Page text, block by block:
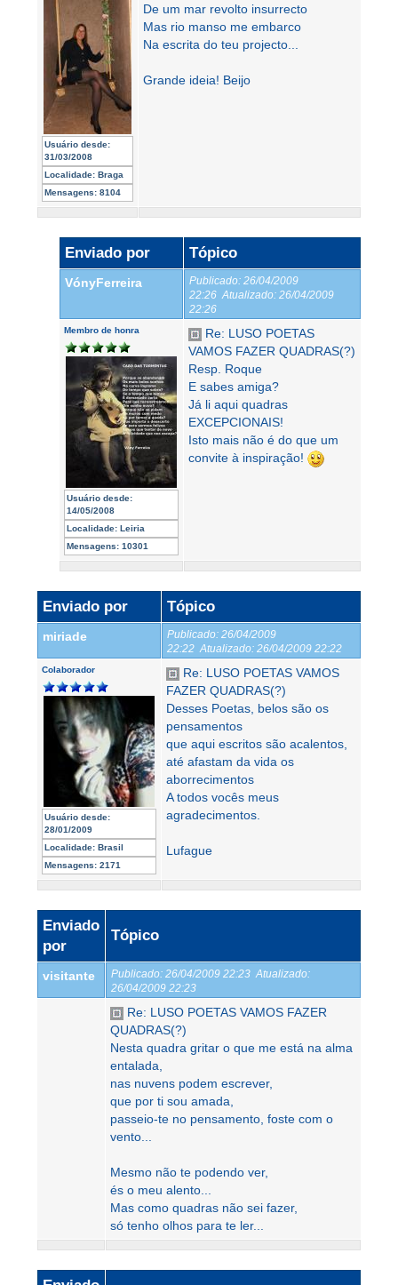
Usuário desde:
31/03/2008
Localidade: Braga
Mensagens: 8104
De um mar revolto insurrecto
Mas rio manso me embarco
Na escrita do teu projecto...
Grande ideia! Beijo
Enviado por Tópico
VónyFerreira Publicado: 26/04/2009
22:26 Atualizado: 26/04/2009
22:26
Membro de honra
Usuário desde:
14/05/2008
Localidade: Leiria
Mensagens: 10301
Re: LUSO POETAS
VAMOS FAZER QUADRAS(?)
Resp. Roque
E sabes amiga?
Já li aqui quadras
EXCEPCIONAIS!
Isto mais não é do que um
convite à inspiração!
Enviado por Tópico
miriade Publicado: 26/04/2009
22:22 Atualizado: 26/04/2009 22:22
Colaborador
Usuário desde:
28/01/2009
Localidade: Brasil
Mensagens: 2171
Re: LUSO POETAS VAMOS
FAZER QUADRAS(?)
Desses Poetas, belos são os
pensamentos
que aqui escritos são acalentos,
até afastam da vida os
aborrecimentos
A todos vocês meus
agradecimentos.
Lufague
Enviado
por
Tópico
visitante Publicado: 26/04/2009 22:23 Atualizado:
26/04/2009 22:23
Re: LUSO POETAS VAMOS FAZER
QUADRAS(?)
Nesta quadra gritar o que me está na alma
entalada,
nas nuvens podem escrever,
que por ti sou amada,
passeio-te no pensamento, foste com o
vento...
Mesmo não te podendo ver,
és o meu alento...
Mas como quadras não sei fazer,
só tenho olhos para te ler...